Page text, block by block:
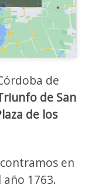
de
de San
de los
en
1763.